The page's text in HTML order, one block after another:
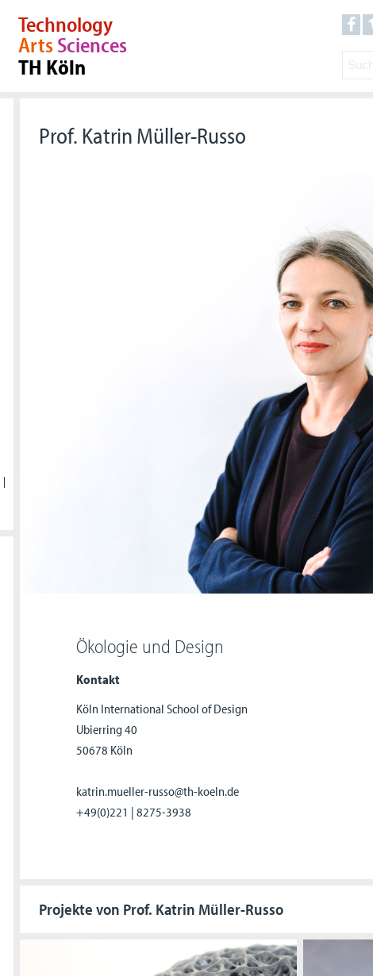
Technology
ArtsSciences
TH Köln
Prof. Katrin Müller-Russo
Ökologie und Design
Kontakt
Köln International School of Design
Ubierring 40
50678 Köln
katrin.mueller-russo@th-koeln.de
+49(0)221 | 8275-3938
Projekte von Prof. Katrin Müller-Russo